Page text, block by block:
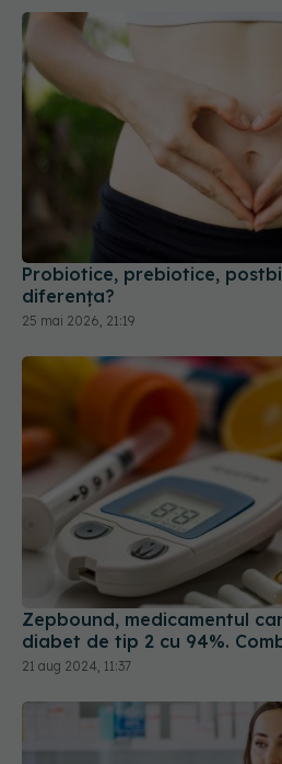
Probiotice, prebiotice,
diferența?
25 mai 2026, 21:19
Zepbound, medicamentul
diabet de tip 2 cu 94%.
21 aug 2024, 11:37